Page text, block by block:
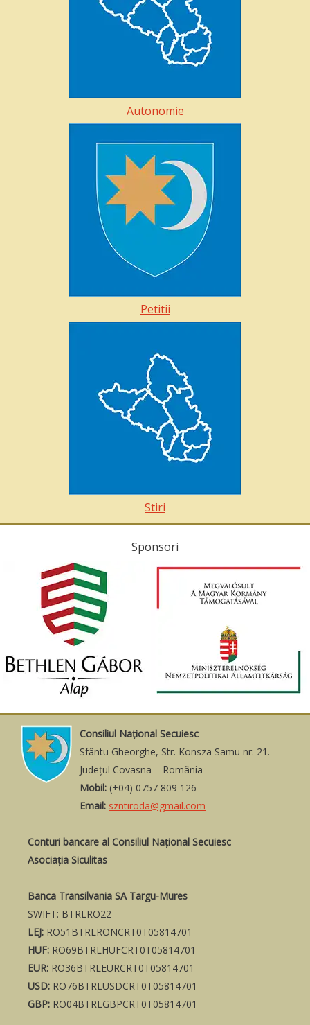
Autonomie
Petitii
Stiri
Sponsori
Consiliul Naţional Secuiesc
Sfântu Gheorghe, Str. Konsza Samu nr. 21.
Judeţul Covasna – România
Mobil: (+04) 0757 809 126
Email: szntiroda@gmail.com
Conturi bancare al Consiliul Național Secuiesc
Asociația Siculitas
Banca Transilvania SA Targu-Mures
SWIFT: BTRLRO22
LEJ: RO51BTRLRONCRT0T05814701
HUF: RO69BTRLHUFCRT0T05814701
EUR: RO36BTRLEURCRT0T05814701
USD: RO76BTRLUSDCRT0T05814701
GBP: RO04BTRLGBPCRT0T05814701